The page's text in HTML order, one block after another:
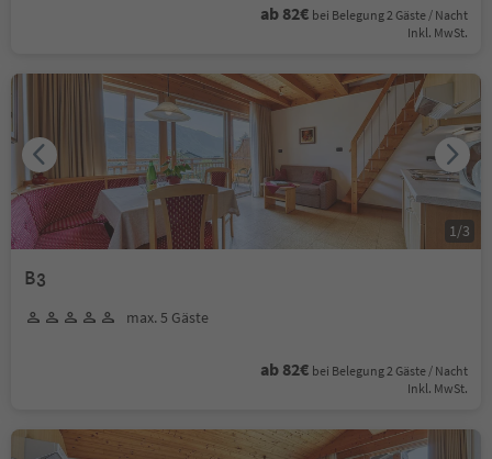
ab 82€ bei Belegung 2 Gäste / Nacht
Inkl. MwSt.
B3
max. 5 Gäste
ab 82€ bei Belegung 2 Gäste / Nacht
Inkl. MwSt.
1 /3